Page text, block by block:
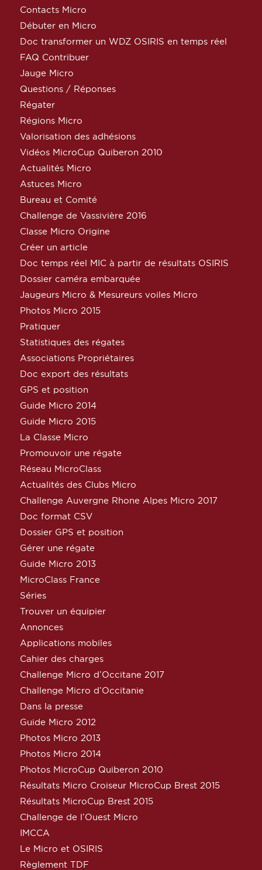
Contacts Micro
Débuter en Micro
Doc transformer un WDZ OSIRIS en temps réel
FAQ Contribuer
Jauge Micro
Questions / Réponses
Régater
Régions Micro
Valorisation des adhésions
Vidéos MicroCup Quiberon 2010
Actualités Micro
Astuces Micro
Bureau et Comité
Challenge de Vassivière 2016
Classe Micro Origine
Créer un article
Doc temps réel MIC à partir de résultats OSIRIS
Dossier caméra embarquée
Jaugeurs Micro & Mesureurs voiles Micro
Photos Micro 2015
Pratiquer
Statistiques des régates
Associations Propriétaires
Doc export des résultats
GPS et position
Guide Micro 2014
Guide Micro 2015
La Classe Micro
Promouvoir une régate
Réseau MicroClass
Actualités des Clubs Micro
Challenge Auvergne Rhone Alpes Micro 2017
Doc format CSV
Dossier GPS et position
Gérer une régate
Guide Micro 2013
MicroClass France
Séries
Trouver un équipier
Annonces
Applications mobiles
Cahier des charges
Challenge Micro d’Occitane 2017
Challenge Micro d’Occitanie
Dans la presse
Guide Micro 2012
Photos Micro 2013
Photos Micro 2014
Photos MicroCup Quiberon 2010
Résultats Micro Croiseur MicroCup Brest 2015
Résultats MicroCup Brest 2015
Challenge de l’Ouest Micro
IMCCA
Le Micro et OSIRIS
Règlement TDF